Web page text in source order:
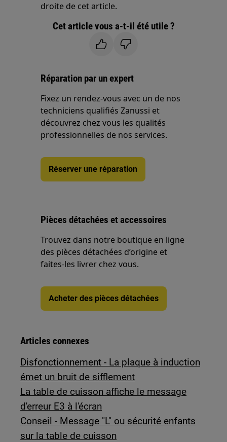
droite de cet article.
Cet article vous a-t-il été utile ?
Réparation par un expert
Fixez un rendez-vous avec un de nos
techniciens qualifiés Zanussi et
découvrez chez vous les qualités
professionnelles de nos services.
Réserver une réparation
Pièces détachées et accessoires
Trouvez dans notre boutique en ligne
des pièces détachées d’origine et
faites-les livrer chez vous.
Acheter des pièces détachées
Articles connexes
Disfonctionnement - La plaque à induction
émet un bruit de sifflement
La table de cuisson affiche le message
d'erreur E3 à l'écran
Conseil - Message "L" ou sécurité enfants
sur la table de cuisson